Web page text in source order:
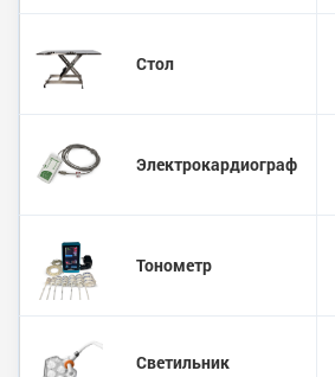
Стол
Электрокардиограф
Тонометр
Светильник